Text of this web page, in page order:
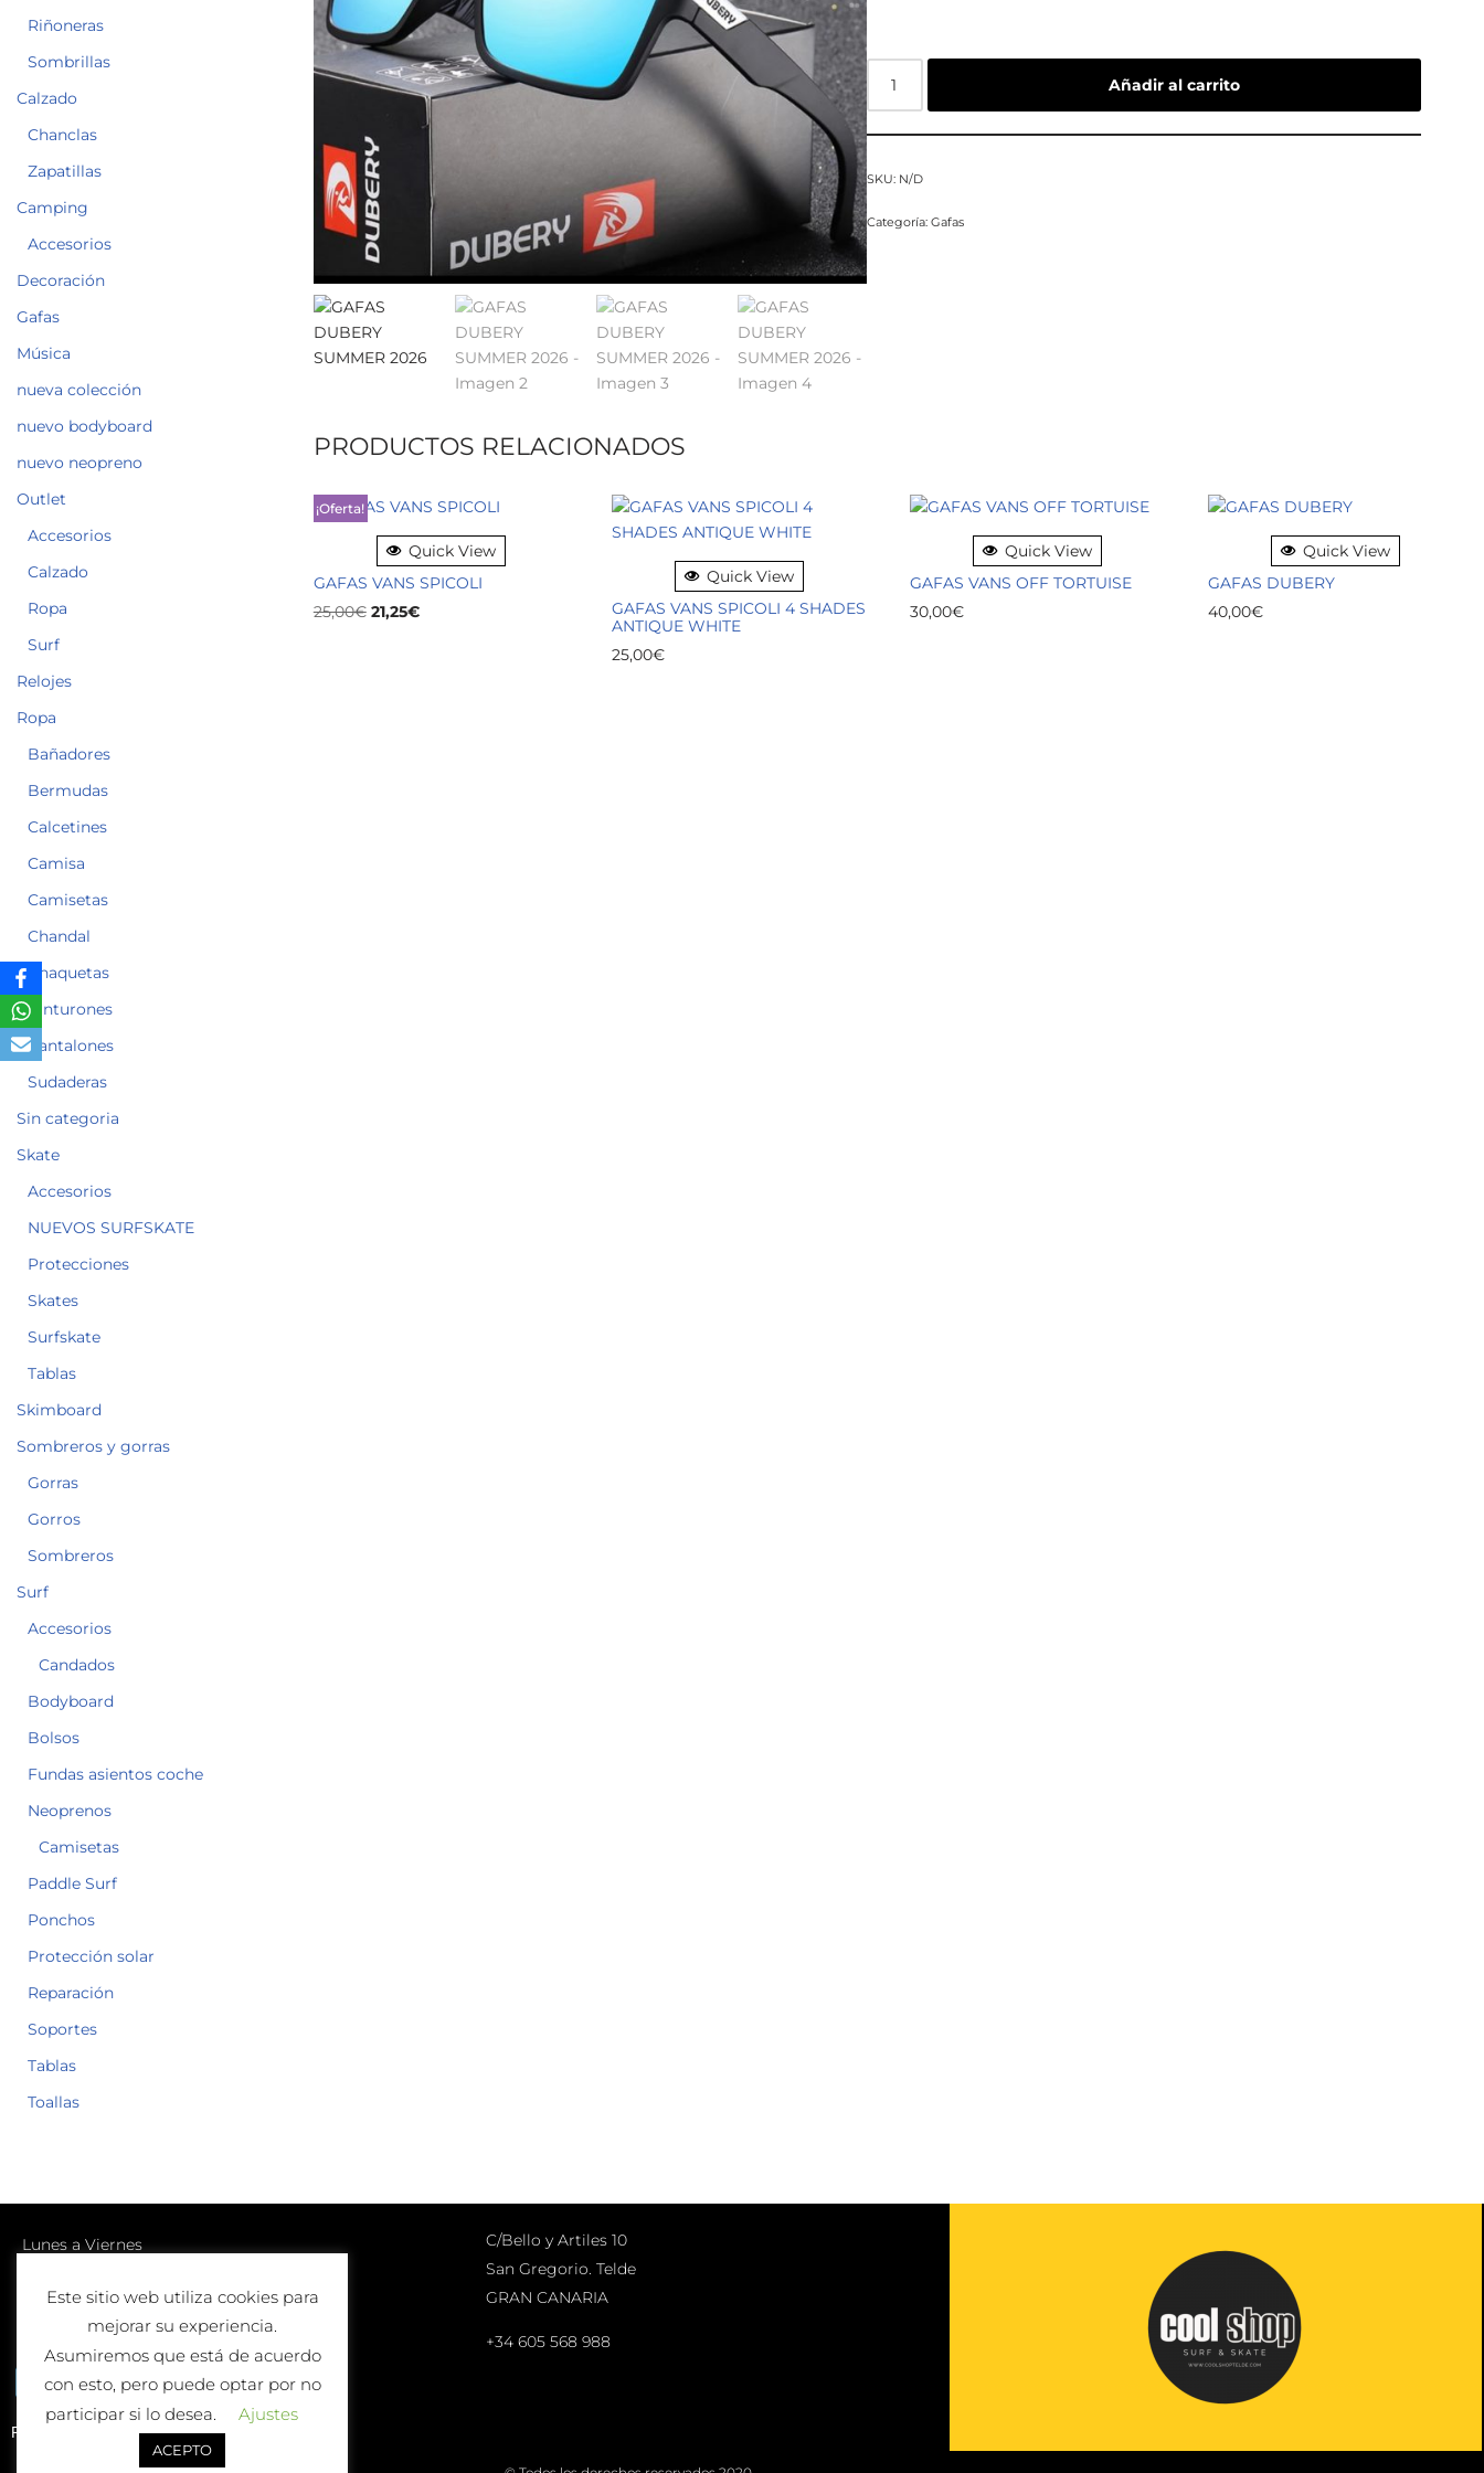
Riñoneras
Sombrillas
Calzado
Chanclas
Zapatillas
Camping
Accesorios
Decoración
Gafas
Música
nueva colección
nuevo bodyboard
nuevo neopreno
Outlet
Accesorios
Calzado
Ropa
Surf
Relojes
Ropa
Bañadores
Bermudas
Calcetines
Camisa
Camisetas
Chandal
Chaquetas
Cinturones
Pantalones
Sudaderas
Sin categoria
Skate
Accesorios
NUEVOS SURFSKATE
Protecciones
Skates
Surfskate
Tablas
Skimboard
Sombreros y gorras
Gorras
Gorros
Sombreros
Surf
Accesorios
Candados
Bodyboard
Bolsos
Fundas asientos coche
Neoprenos
Camisetas
Paddle Surf
Ponchos
Protección solar
Reparación
Soportes
Tablas
Toallas
Añadir al carrito
SKU: N/D
Categoría:Gafas
PRODUCTOS RELACIONADOS
¡Oferta!
Quick View
GAFAS VANS SPICOLI
25,00€ 21,25€
Quick View
GAFAS VANS SPICOLI 4 SHADES
ANTIQUE WHITE
25,00€
Quick View
GAFAS VANS OFF TORTUISE
30,00€
Quick View
GAFAS DUBERY
40,00€
Lunes a Viernes
Sábados
10:00-13:00
C/Bello y Artiles 10
San Gregorio. Telde
GRAN CANARIA
+34 605 568 988
Política de Devolución o Cambio
Este sitio web utiliza cookies para
mejorar su experiencia.
Asumiremos que está de acuerdo
con esto, pero puede optar por no
participar si lo desea.
Ajustes
ACEPTO